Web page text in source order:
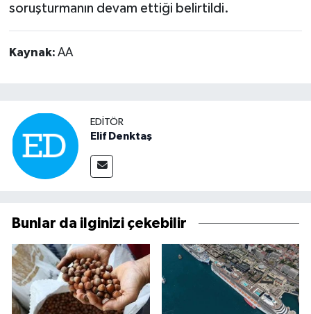
soruşturmanın devam ettiği belirtildi.
Kaynak: AA
EDITÖR
Elif Denktaş
Bunlar da ilginizi çekebilir